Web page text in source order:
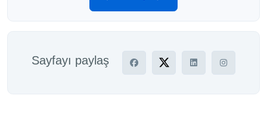
Sayfayı paylaş